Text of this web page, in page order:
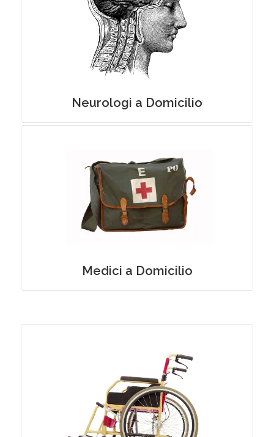
Neurologi a Domicilio
Medici Specialisti in Neurologia a
Domicilio
Medici a Domicilio
Medici Specialisti e servizio di Guardia
Medica Privata a Domicilio
Fisioterapia e Riabilitazione a Domicilio